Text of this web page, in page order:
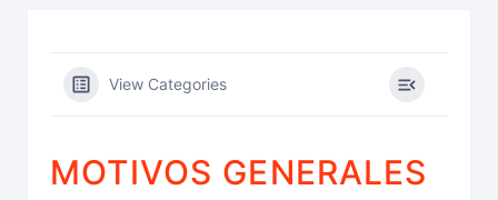
View Categories
MOTIVOS GENERALES